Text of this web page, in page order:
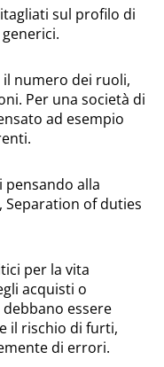
sul profilo di
numero dei ruoli,
Per una società di
ad esempio
alla
Separation of duties
per la vita
acquisti o
essere
il rischio di furti,
di errori.